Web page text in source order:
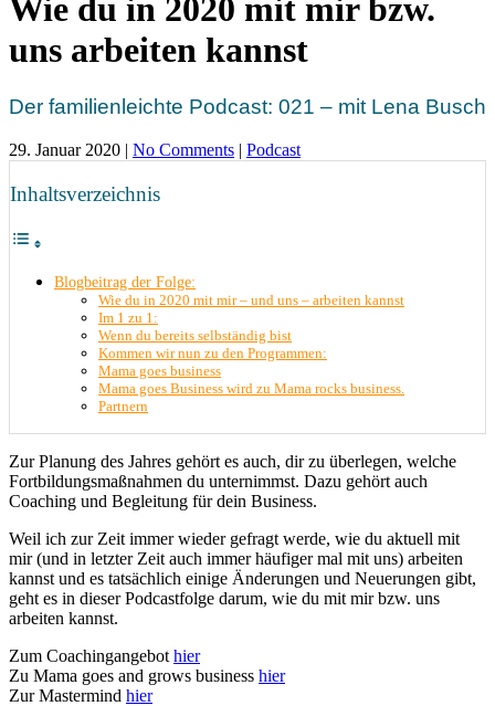
Wie du in 2020 mit mir bzw.
uns arbeiten kannst
Der familienleichte Podcast: 021 – mit Lena Busch
29. Januar 2020 | No Comments | Podcast
Inhaltsverzeichnis
Blogbeitrag der Folge:
Wie du in 2020 mit mir – und uns – arbeiten kannst
Im 1 zu 1:
Wenn du bereits selbständig bist
Kommen wir nun zu den Programmen:
Mama goes business
Mama goes Business wird zu Mama rocks business.
Partnern
Zur Planung des Jahres gehört es auch, dir zu überlegen, welche
Fortbildungsmaßnahmen du unternimmst. Dazu gehört auch
Coaching und Begleitung für dein Business.
Weil ich zur Zeit immer wieder gefragt werde, wie du aktuell mit
mir (und in letzter Zeit auch immer häufiger mal mit uns) arbeiten
kannst und es tatsächlich einige Änderungen und Neuerungen gibt,
geht es in dieser Podcastfolge darum, wie du mit mir bzw. uns
arbeiten kannst.
Zum Coachingangebot hier
Zu Mama goes and grows business hier
Zur Mastermind hier